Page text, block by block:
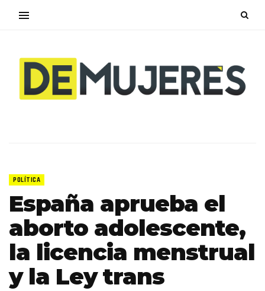
POLÍTICA
España aprueba el
aborto adolescente,
la licencia menstrual
y la Ley trans